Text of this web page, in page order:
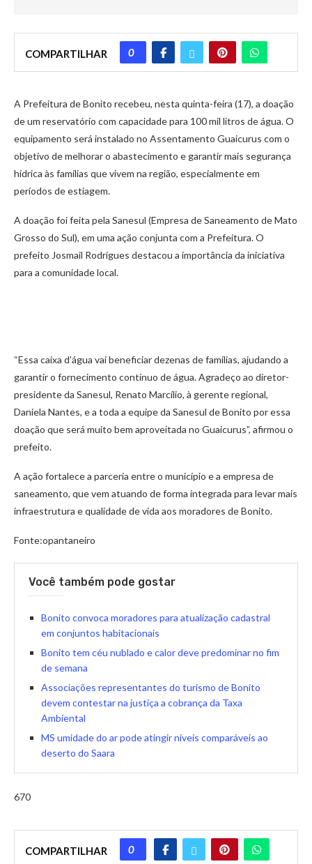
COMPARTILHAR 0
A Prefeitura de Bonito recebeu, nesta quinta-feira (17), a doação
de um reservatório com capacidade para 100 mil litros de água. O
equipamento será instalado no Assentamento Guaicurus com o
objetivo de melhorar o abastecimento e garantir mais segurança
hídrica às famílias que vivem na região, especialmente em
períodos de estiagem.
A doação foi feita pela Sanesul (Empresa de Saneamento de Mato
Grosso do Sul), em uma ação conjunta com a Prefeitura. O
prefeito Josmail Rodrigues destacou a importância da iniciativa
para a comunidade local.
“Essa caixa d’água vai beneficiar dezenas de famílias, ajudando a
garantir o fornecimento contínuo de água. Agradeço ao diretor-
presidente da Sanesul, Renato Marcílio, à gerente regional,
Daniela Nantes, e a toda a equipe da Sanesul de Bonito por essa
doação que será muito bem aproveitada no Guaicurus”, afirmou o
prefeito.
A ação fortalece a parceria entre o município e a empresa de
saneamento, que vem atuando de forma integrada para levar mais
infraestrutura e qualidade de vida aos moradores de Bonito.
Fonte:opantaneiro
Você também pode gostar
Bonito convoca moradores para atualização cadastral
em conjuntos habitacionais
Bonito tem céu nublado e calor deve predominar no fim
de semana
Associações representantes do turismo de Bonito
devem contestar na justiça a cobrança da Taxa
Ambiental
MS umidade do ar pode atingir níveis comparáveis ao
deserto do Saara
670
COMPARTILHAR 0